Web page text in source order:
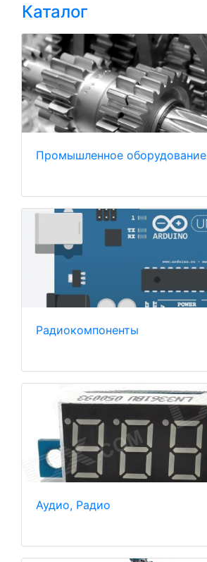
Каталог
Промышленное оборудование
Радиокомпоненты
Аудио, Радио